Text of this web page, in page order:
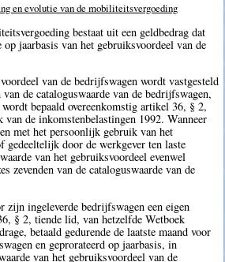
en evolutie van de mobiliteitsvergoeding
bestaat uit een geldbedrag dat
op jaarbasis van het gebruiksvoordeel van de
van de bedrijfswagen wordt vastgesteld
de cataloguswaarde van de bedrijfswagen,
bepaald overeenkomstig artikel 36, § 2,
de inkomstenbelastingen 1992. Wanneer
met het persoonlijk gebruik van het
gedeeltelijk door de werkgever ten laste
van het gebruiksvoordeel evenwel
zevenden van de cataloguswaarde van de
zijn ingeleverde bedrijfswagen een eigen
§ 2, tiende lid, van hetzelfde Wetboek
betaald gedurende de laatste maand voor
en geprorateerd op jaarbasis, in
van het gebruiksvoordeel van de